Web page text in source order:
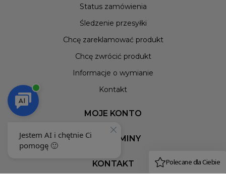
Status zamówienia
Śledzenie przesyłki
Chcę zareklamować produkt
Chcę zwrócić produkt
Informacje o wymianie
Kontakt
MOJE KONTO
REGULAMINY
KONTAKT